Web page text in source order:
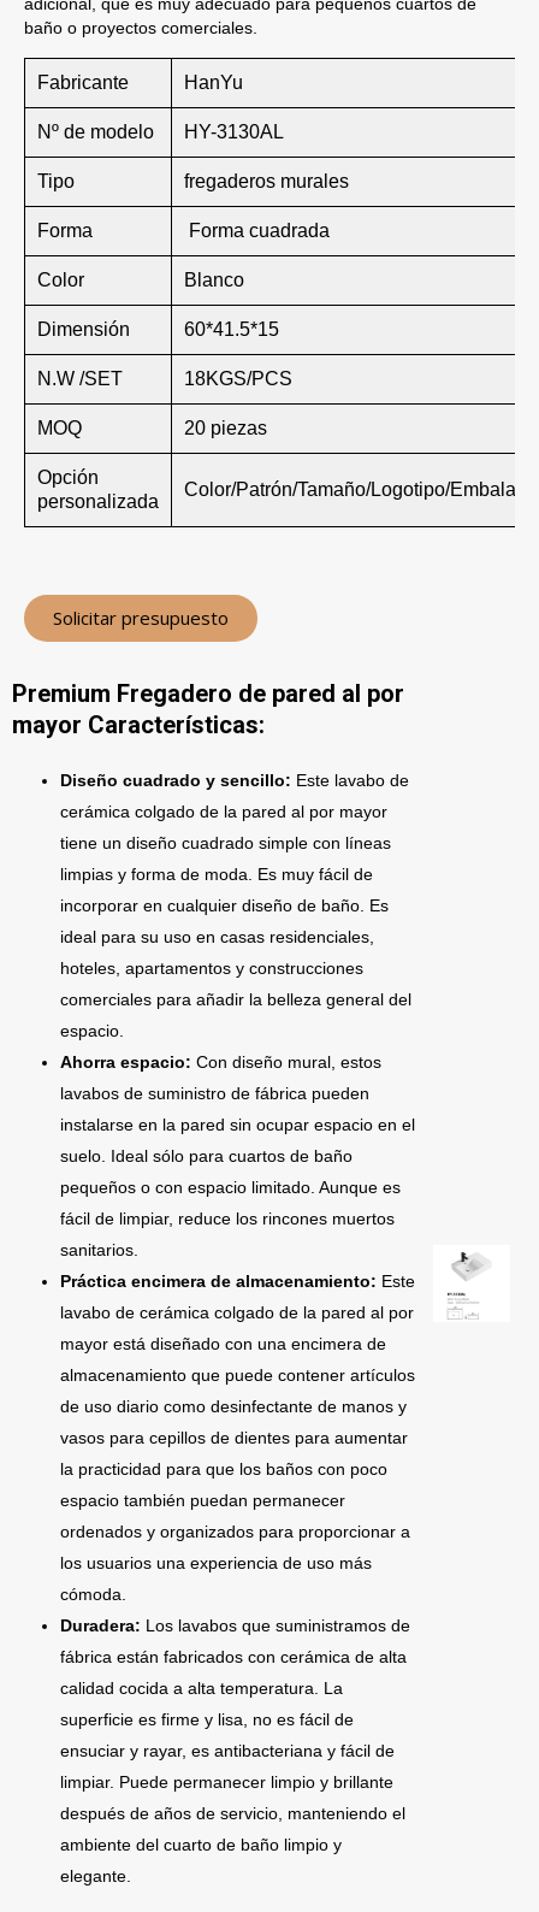
baño o proyectos comerciales.
Fabricante HanYu
Nº de modelo HY-3130AL
Tipo fregaderos murales
Forma Forma cuadrada
Color Blanco
Dimensión 60*41.5*15
N.W /SET 18KGS/PCS
MOQ 20 piezas
Opción
personalizada
Color/Patrón/Tamaño/Logotipo/Embalaje
Solicitar presupuesto
Premium Fregadero de pared al por
mayor Características:
Diseño cuadrado y sencillo: Este lavabo de
cerámica colgado de la pared al por mayor
tiene un diseño cuadrado simple con líneas
limpias y forma de moda. Es muy fácil de
incorporar en cualquier diseño de baño. Es
ideal para su uso en casas residenciales,
hoteles, apartamentos y construcciones
comerciales para añadir la belleza general del
espacio.
Ahorra espacio: Con diseño mural, estos
lavabos de suministro de fábrica pueden
instalarse en la pared sin ocupar espacio en el
suelo. Ideal sólo para cuartos de baño
pequeños o con espacio limitado. Aunque es
fácil de limpiar, reduce los rincones muertos
sanitarios.
Práctica encimera de almacenamiento: Este
lavabo de cerámica colgado de la pared al por
mayor está diseñado con una encimera de
almacenamiento que puede contener artículos
de uso diario como desinfectante de manos y
vasos para cepillos de dientes para aumentar
la practicidad para que los baños con poco
espacio también puedan permanecer
ordenados y organizados para proporcionar a
los usuarios una experiencia de uso más
cómoda.
Duradera: Los lavabos que suministramos de
fábrica están fabricados con cerámica de alta
calidad cocida a alta temperatura. La
superficie es firme y lisa, no es fácil de
ensuciar y rayar, es antibacteriana y fácil de
limpiar. Puede permanecer limpio y brillante
después de años de servicio, manteniendo el
ambiente del cuarto de baño limpio y
elegante.